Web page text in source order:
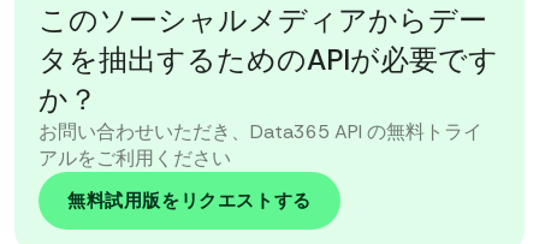
このソーシャルメディアからデー
タを抽出するためのAPIが必要です
か？
お問い合わせいただき、Data365 API の無料トライ
アルをご利用ください
無料試用版をリクエストする